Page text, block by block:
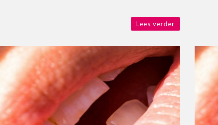
Lees verder